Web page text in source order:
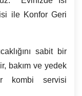
ile Konfor Geri
sabit bir
bakım ve yedek
kombi servisi